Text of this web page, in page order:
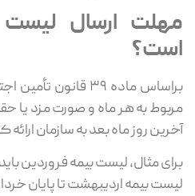
مهلت ارسال
است؟
براساس ماده ۳۹
مربوط به هر ماه و صورت مزد یا
آخرین روز ماه بعد به سازمان ارائه
برای مثال، لیست بیمه فروردین
لیست بیمه اردیبهشت تا پایان